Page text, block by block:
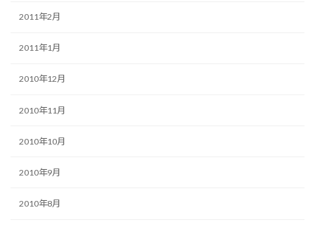
2011年2月
2011年1月
2010年12月
2010年11月
2010年10月
2010年9月
2010年8月